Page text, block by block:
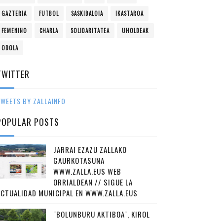
GAZTERIA FUTBOL SASKIBALOIA IKASTAROA
FEMENINO CHARLA SOLIDARITATEA UHOLDEAK
ODOLA
BY ZALLAINFO
POSTS
JARRAI EZAZU ZALLAKO
GAURKOTASUNA
WWW.ZALLA.EUS WEB
ORRIALDEAN // SIGUE LA
MUNICIPAL EN WWW.ZALLA.EUS
"BOLUNBURU AKTIBOA", KIROL